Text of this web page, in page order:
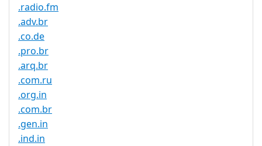
.radio.fm
.adv.br
.co.de
.pro.br
.arq.br
.com.ru
.org.in
.com.br
.gen.in
.ind.in